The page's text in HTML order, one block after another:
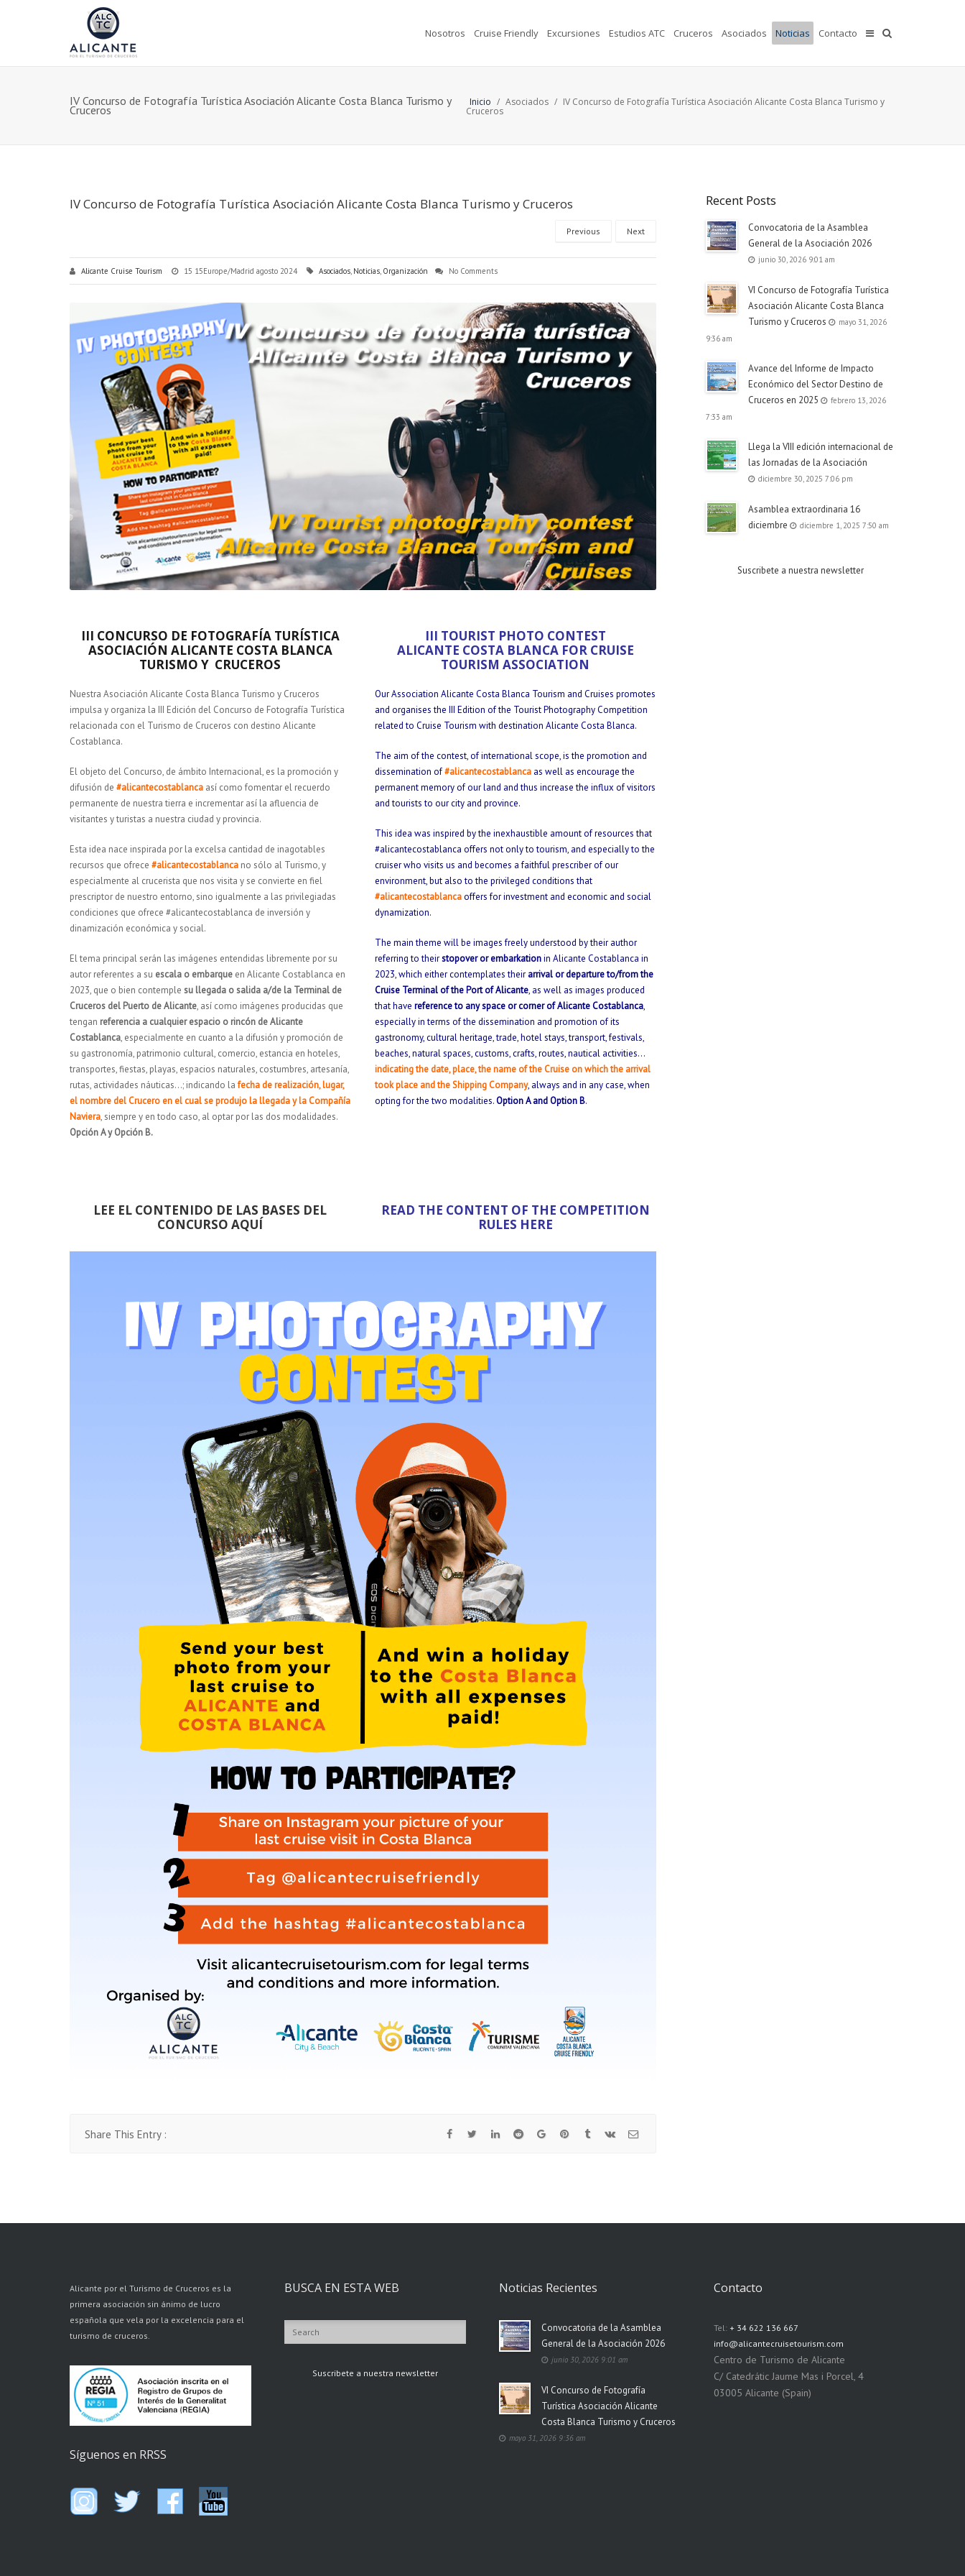
Nosotros Cruise Friendly Excursiones Estudios ATC Cruceros Asociados Noticias Contacto
IV Concurso de Fotografía Turística Asociación Alicante Costa Blanca Turismo y
Cruceros
Inicio / Asociados / IV Concurso de Fotografía Turística Asociación Alicante Costa Blanca Turismo y
Cruceros
IV Concurso de Fotografía Turística Asociación Alicante Costa Blanca Turismo y Cruceros
Previous Next
Alicante Cruise Tourism 15 15Europe/Madrid agosto 2024 Asociados, Noticias, Organización No Comments
III CONCURSO DE FOTOGRAFÍA TURÍSTICA
ASOCIACIÓN ALICANTE COSTA BLANCA
TURISMO Y CRUCEROS
Nuestra Asociación Alicante Costa Blanca Turismo y Cruceros
impulsa y organiza la III Edición del Concurso de Fotografía Turística
relacionada con el Turismo de Cruceros con destino Alicante
Costablanca.
El objeto del Concurso, de ámbito Internacional, es la promoción y
difusión de #alicantecostablanca así como fomentar el recuerdo
permanente de nuestra tierra e incrementar así la afluencia de
visitantes y turistas a nuestra ciudad y provincia.
Esta idea nace inspirada por la excelsa cantidad de inagotables
recursos que ofrece #alicantecostablanca no sólo al Turismo, y
especialmente al crucerista que nos visita y se convierte en fiel
prescriptor de nuestro entorno, sino igualmente a las privilegiadas
condiciones que ofrece #alicantecostablanca de inversión y
dinamización económica y social.
El tema principal serán las imágenes entendidas libremente por su
autor referentes a su escala o embarque en Alicante Costablanca en
2023, que o bien contemple su llegada o salida a/de la Terminal de
Cruceros del Puerto de Alicante, así como imágenes producidas que
tengan referencia a cualquier espacio o rincón de Alicante
Costablanca, especialmente en cuanto a la difusión y promoción de
su gastronomía, patrimonio cultural, comercio, estancia en hoteles,
transportes, fiestas, playas, espacios naturales, costumbres, artesanía,
rutas, actividades náuticas…; indicando lafecha de realización, lugar,
el nombre del Crucero en el cual se produjo la llegada y la Compañía
Naviera, siempre y en todo caso, al optar por las dos modalidades.
Opción A y Opción B.
III TOURIST PHOTO CONTEST
ALICANTE COSTA BLANCA FOR CRUISE
TOURISM ASSOCIATION
Our Association Alicante Costa Blanca Tourism and Cruises promotes
and organises the III Edition of the Tourist Photography Competition
related to Cruise Tourism with destination Alicante Costa Blanca.
The aim of the contest, of international scope, is the promotion and
dissemination of#alicantecostablancaas well as encourage the
permanent memory of our land and thus increase the influx of visitors
and tourists to our city and province.
This idea was inspired by the inexhaustible amount of resources that
#alicantecostablanca offers not only to tourism, and especially to the
cruiser who visits us and becomes a faithful prescriber of our
environment, but also to the privileged conditions that
#alicantecostablanca offers for investment and economic and social
dynamization.
The main theme will be images freely understood by their author
referring to theirstopover or embarkationin Alicante Costablanca in
2023, which either contemplates their arrival or departure to/from the
Cruise Terminal of the Port of Alicante, as well as images produced
that have reference to any space or corner of Alicante Costablanca,
especially in terms of the dissemination and promotion of its
gastronomy, cultural heritage, trade, hotel stays, transport, festivals,
beaches, natural spaces, customs, crafts, routes, nautical activities…
indicating the date, place, the name of the Cruise on which the arrival
took place and the Shipping Company, always and in any case, when
opting for the two modalities.Option A and Option B.
LEE EL CONTENIDO DE LAS BASES DEL
CONCURSO AQUÍ
READ THE CONTENT OF THE COMPETITION
RULES HERE
Share This Entry :
Recent Posts
Convocatoria de la Asamblea
General de la Asociación 2026
junio 30, 2026 9:01 am
VI Concurso de Fotografía Turística
Asociación Alicante Costa Blanca
Turismo y Cruceros
mayo 31, 2026
9:36 am
Avance del Informe de Impacto
Económico del Sector Destino de
Cruceros en 2025
febrero 13, 2026
7:33 am
Llega la VIII edición internacional de
las Jornadas de la Asociación
diciembre 30, 2025 7:06 pm
Asamblea extraordinaria 16
diciembre
diciembre 1, 2025 7:50 am
Suscribete a nuestra newsletter
Alicante por el Turismo de Cruceros es la
primera asociación sin ánimo de lucro
española que vela por la excelencia para el
turismo de cruceros.
Síguenos en RRSS
BUSCA EN ESTA WEB
Suscribete a nuestra newsletter
Noticias Recientes
Convocatoria de la Asamblea
General de la Asociación 2026
junio 30, 2026 9:01 am
VI Concurso de Fotografía
Turística Asociación Alicante
Costa Blanca Turismo y Cruceros
mayo 31, 2026 9:36 am
Contacto
Tel: + 34 622 136 667
info@alicantecruisetourism.com
Centro de Turismo de Alicante
C/ Catedrátic Jaume Mas i Porcel, 4
03005 Alicante (Spain)